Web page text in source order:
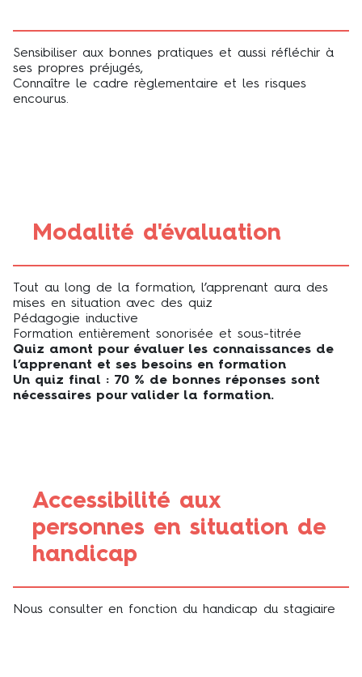
Sensibiliser aux bonnes pratiques et aussi réfléchir à
ses propres préjugés,
Connaître le cadre règlementaire et les risques
encourus.
Modalité d'évaluation
Tout au long de la formation, l’apprenant aura des
mises en situation avec des quiz
Pédagogie inductive
Formation entièrement sonorisée et sous-titrée
Quiz amont pour évaluer les connaissances de
l’apprenant et ses besoins en formation
Un quiz final : 70 % de bonnes réponses sont
nécessaires pour valider la formation.
Accessibilité aux
personnes en situation de
handicap
Nous consulter en fonction du handicap du stagiaire